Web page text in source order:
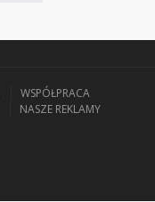
WSPÓŁPRACA
NASZE REKLAMY